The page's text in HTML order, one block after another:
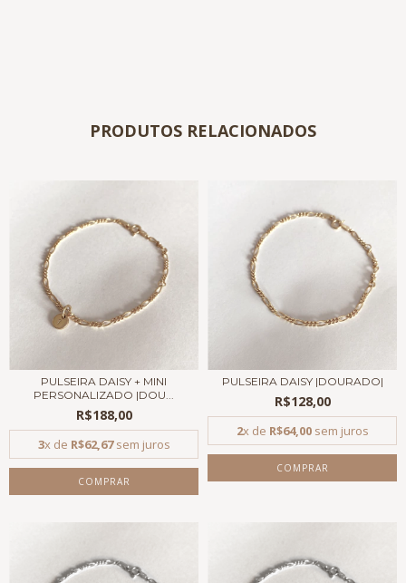
PRODUTOS RELACIONADOS
PULSEIRA DAISY + MINI
PERSONALIZADO |DOU...
R$188,00
3x de R$62,67sem juros
COMPRAR
PULSEIRA DAISY |DOURADO|
R$128,00
2x de R$64,00sem juros